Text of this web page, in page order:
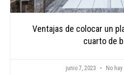
Ventajas de colocar un
cuarto de
junio 7, 2023 No